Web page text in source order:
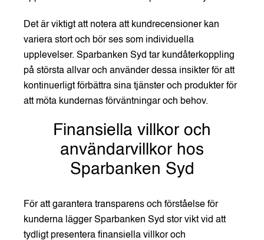
Det är viktigt att notera att kundrecensioner kan
variera stort och bör ses som individuella
upplevelser. Sparbanken Syd tar kundåterkoppling
på största allvar och använder dessa insikter för att
kontinuerligt förbättra sina tjänster och produkter för
att möta kundernas förväntningar och behov.
Finansiella villkor och
användarvillkor hos
Sparbanken Syd
För att garantera transparens och förståelse för
kunderna lägger Sparbanken Syd stor vikt vid att
tydligt presentera finansiella villkor och